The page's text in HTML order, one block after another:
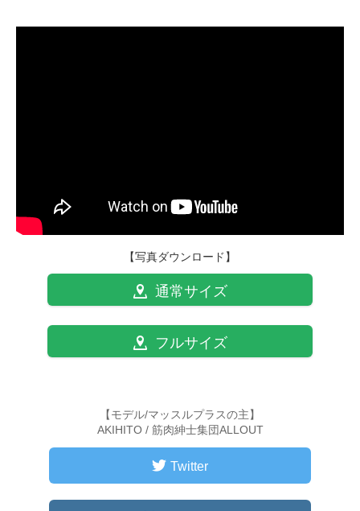
【写真ダウンロード】
通常サイズ
フルサイズ
【モデル/マッスルプラスの主】
AKIHITO / 筋肉紳士集団ALLOUT
Twitter